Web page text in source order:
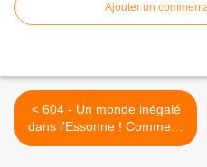
Ajouter un
< 604 - Un monde inégalé
dans l'Essonne ! Comme si
c'était à l'année 0 de notre